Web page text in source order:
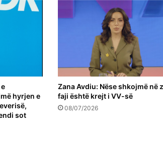
hyrjen e
sot
Zana Avdiu: Nëse shkojmë në
faji është krejt i VV-së
08/07/2026